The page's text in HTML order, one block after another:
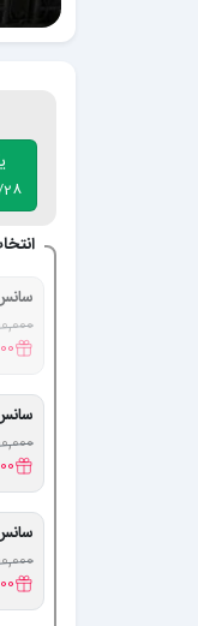
28
سانس
سانس
سانس